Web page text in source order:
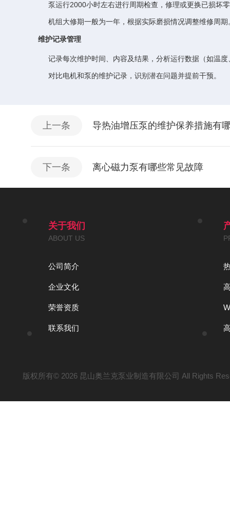
泵运行2000小时左右进行周期检查，修理或更换已损坏
机组大修期一般为一年，根据实际磨损情况调整维修周期
维护记录管理
记录每次维护时间、内容及结果，分析运行数据（如温
对比电机和泵的维护记录，识别潜在问题并提前干预。
上一条 导热油增压泵的维护保养措施有
下一条 离心磁力泵有哪些常见故障
关于我们
ABOUT US
公司简介
企业文化
荣誉资质
联系我们
版权所有© 2026 昆山奥兰克泵业制造有限公司 All Rights